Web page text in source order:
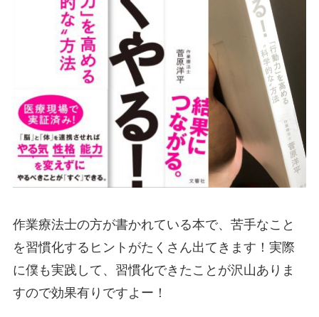
作業療法士の方が書かれている本で、苦手なこと
を習慣化するヒントがたくさん出てきます！実際
に僕も実践して、習慣化できたことが沢山ありま
すので効果有りですよー！